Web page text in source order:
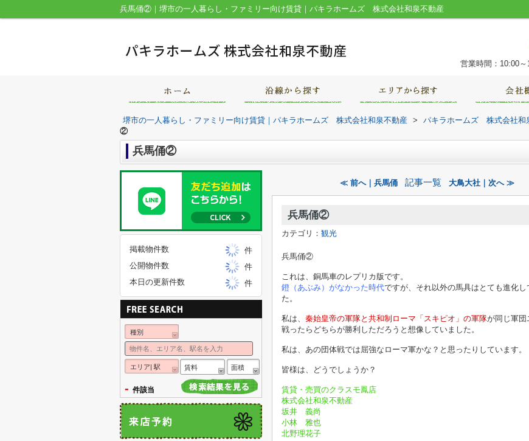
兵馬俑②｜堺市の一人暮らし・ファミリー向け賃貸｜パキラホームズ 株式会社和泉不動産
営業時間：10:00～
堺市の一人暮らし・ファミリー向け賃貸｜パキラホームズ 株式会社和泉不動産 > パキラホームズ 株式会社和
②
兵馬俑②
≪ 前へ｜兵馬俑 記事一覧 大鳥大社｜次へ ≫
兵馬俑②
カテゴリ： 観光
兵馬俑②
これは、銅馬車のレプリカ版です。
鐙（あぶみ）がなかった時代ですが、それ以外の馬具はとても進化し
た。
私は、 秦始皇帝の軍隊と共和制ローマ「スキピオ」の軍隊が同じ軍団
戦ったらどちらが勝利しただろうと想像していました。
私は、あの団体戦では屈強なローマ軍かな？と思ったりしています。
皆様は、どうでしょうか？
賃貸・売買のクラスモ鳳店
株式会社和泉不動産
坂井 義尚
小林 雅也
北野理花子
掲載物件数
件
公開物件数
件
本日の更新件数
件
種別
エリア| 駅 賃料 面積
- 件該当